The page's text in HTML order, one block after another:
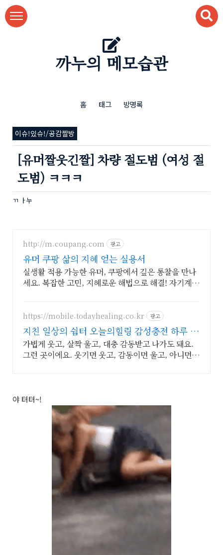
본문 바로가기
까누의 메모습관
홈 태그 방명록
이슈!있슈!/공감짤방
[유머짤웃긴짤] 차량 절도범 (여성 절
도범) ㅋㅋㅋ
ㄲ ㅏ누
http://m.coupang.com 광고
유머 쿠팡 삶의 지혜 얻는 실용서
실생활 적용 가능한 유머, 쿠팡에서 깊은 통찰을 만나
세요. 복잡한 고민, 지혜로운 해법으로 해결! 자기계발
https://mobile.todayhealing.co.kr 광고
지친 일상의 쉼터 오늘의힐링 감성충전 하루 5
분 힐링타임
가볍게 웃고, 살짝 울고, 대충 감동받고 나가도 돼요.
그런 곳이에요. 웃기면 웃고, 감동이면 울고, 아니면
야 텨텨~!